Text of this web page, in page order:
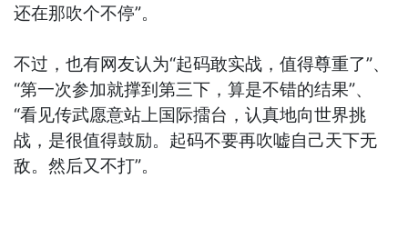
还在那吹个不停”。
不过，也有网友认为“起码敢实战，值得尊重了”、
“第一次参加就撑到第三下，算是不错的结果”、
“看见传武愿意站上国际擂台，认真地向世界挑
战，是很值得鼓励。起码不要再吹嘘自己天下无
敌。然后又不打”。